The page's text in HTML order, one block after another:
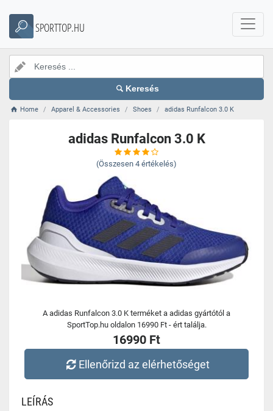
SPORTTOP.HU
Keresés
Home Apparel & Accessories Shoes adidas Runfalcon 3.0 K
adidas Runfalcon 3.0 K
(Összesen 4 értékelés)
A adidas Runfalcon 3.0 K terméket a adidas gyártótól a
SportTop.hu oldalon 16990 Ft - ért találja.
16990 Ft
Ellenőrizd az elérhetőséget
LEÍRÁS